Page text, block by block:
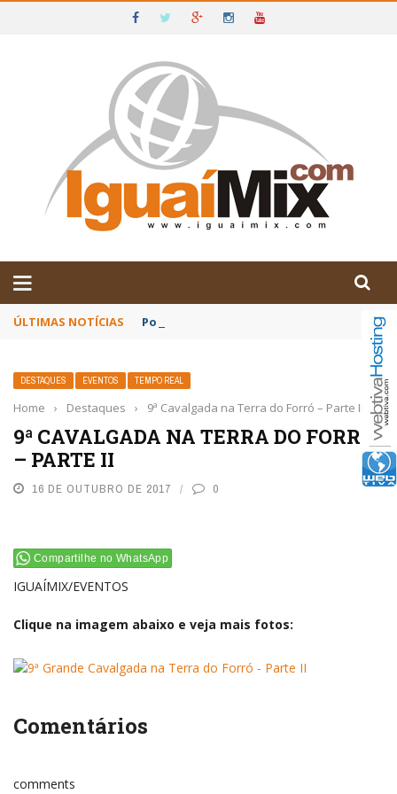
IGUAÍ E SUDOESTE DA BAHIA
ÚLTIMAS NOTÍCIAS Poetas baianos representam o Brasil no
DESTAQUES EVENTOS TEMPO REAL
Home › Destaques › 9ª Cavalgada na Terra do Forró – Parte II
9ª CAVALGADA NA TERRA DO FORRÓ
– PARTE II
16 DE OUTUBRO DE 2017 0
Compartilhe no WhatsApp
IGUAÍMIX/EVENTOS
Clique na imagem abaixo e veja mais fotos:
Comentários
comments